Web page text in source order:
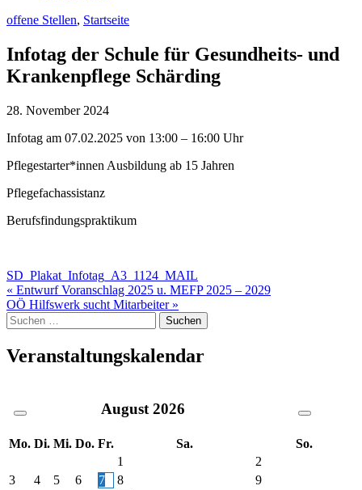
offene Stellen, Startseite
Infotag der Schule für Gesundheits- und
Krankenpflege Schärding
28. November 2024
Infotag am 07.02.2025 von 13:00 – 16:00 Uhr
Pflegestarter*innen Ausbildung ab 15 Jahren
Pflegefachassistanz
Berufsfindungspraktikum
SD_Plakat_Infotag_A3_1124_MAIL
Beitragsnavigation
« Entwurf Voranschlag 2025 u. MEFP 2025 – 2029
OÖ Hilfswerk sucht Mitarbeiter »
Suche
nach:
Veranstaltungskalendar
August 2026
Mo. Di. Mi. Do. Fr. Sa.
So.
1
2
3
4 5 6 7 8 9